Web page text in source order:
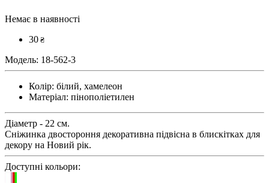
Немає в наявності
30 ₴
Модель: 18-562-3
Колір: білий, хамелеон
Матеріал: пінополіетилен
Діаметр - 22 см.
Сніжинка двостороння декоративна підвісна в блискітках для
декору на Новий рік.
Доступні кольори: